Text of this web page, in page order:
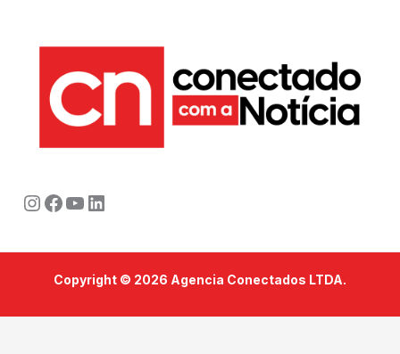
Instagram
Facebook
Youtube
LinkedIn
Copyright © 2026 Agencia Conectados LTDA.